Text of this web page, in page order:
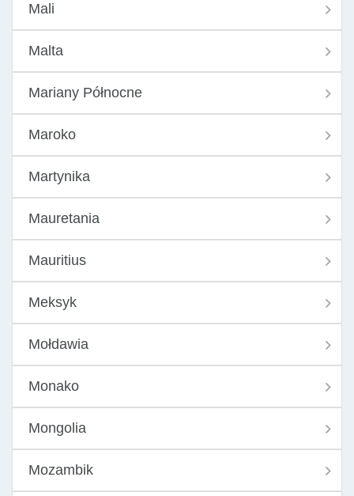
Mali
Malta
Mariany Północne
Maroko
Martynika
Mauretania
Mauritius
Meksyk
Mołdawia
Monako
Mongolia
Mozambik